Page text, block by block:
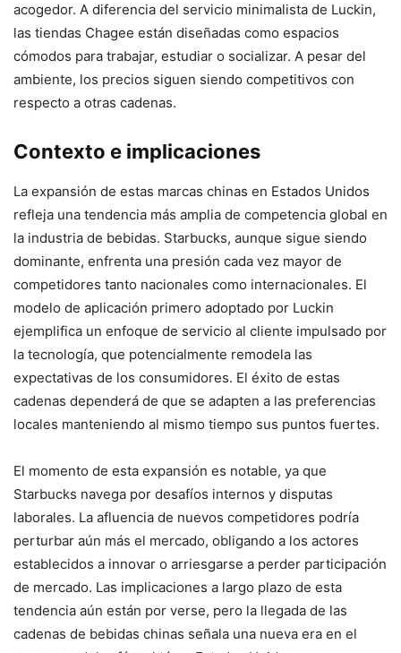
acogedor. A diferencia del servicio minimalista de Luckin,
las tiendas Chagee están diseñadas como espacios
cómodos para trabajar, estudiar o socializar. A pesar del
ambiente, los precios siguen siendo competitivos con
respecto a otras cadenas.
Contexto e implicaciones
La expansión de estas marcas chinas en Estados Unidos
refleja una tendencia más amplia de competencia global en
la industria de bebidas. Starbucks, aunque sigue siendo
dominante, enfrenta una presión cada vez mayor de
competidores tanto nacionales como internacionales. El
modelo de aplicación primero adoptado por Luckin
ejemplifica un enfoque de servicio al cliente impulsado por
la tecnología, que potencialmente remodela las
expectativas de los consumidores. El éxito de estas
cadenas dependerá de que se adapten a las preferencias
locales manteniendo al mismo tiempo sus puntos fuertes.
El momento de esta expansión es notable, ya que
Starbucks navega por desafíos internos y disputas
laborales. La afluencia de nuevos competidores podría
perturbar aún más el mercado, obligando a los actores
establecidos a innovar o arriesgarse a perder participación
de mercado. Las implicaciones a largo plazo de esta
tendencia aún están por verse, pero la llegada de las
cadenas de bebidas chinas señala una nueva era en el